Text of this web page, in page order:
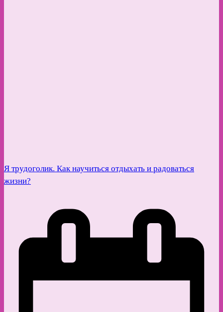
Я трудоголик. Как научиться отдыхать и радоваться
жизни?